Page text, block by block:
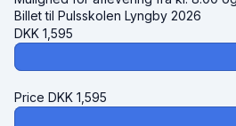
Billet til Pulsskolen Lyngby 2026
DKK 1,595
Price DKK 1,595